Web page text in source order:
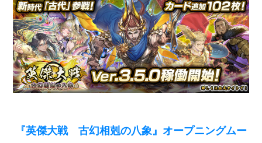
『英傑大戦 古幻相剋の八象』オープニングムー